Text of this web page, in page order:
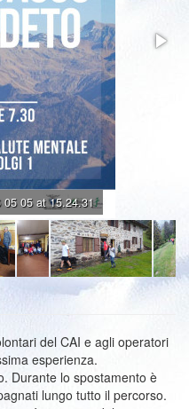
05 05 at 15.24.31
del CAI e agli operatori
esperienza.
Durante lo spostamento è
lungo tutto il percorso.